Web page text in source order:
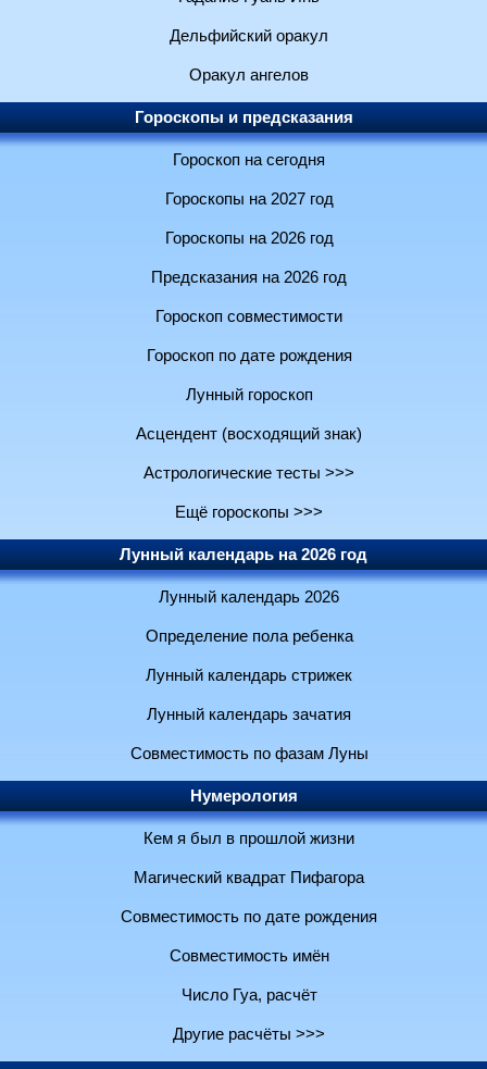
Дельфийский оракул
Оракул ангелов
Гороскопы и предсказания
Гороскоп на сегодня
Гороскопы на 2027 год
Гороскопы на 2026 год
Предсказания на 2026 год
Гороскоп совместимости
Гороскоп по дате рождения
Лунный гороскоп
Асцендент (восходящий знак)
Астрологические тесты >>>
Ещё гороскопы >>>
Лунный календарь на 2026 год
Лунный календарь 2026
Определение пола ребенка
Лунный календарь стрижек
Лунный календарь зачатия
Совместимость по фазам Луны
Нумерология
Кем я был в прошлой жизни
Магический квадрат Пифагора
Совместимость по дате рождения
Совместимость имён
Число Гуа, расчёт
Другие расчёты >>>